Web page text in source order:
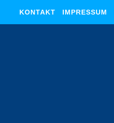
KONTAKT IMPRESSUM